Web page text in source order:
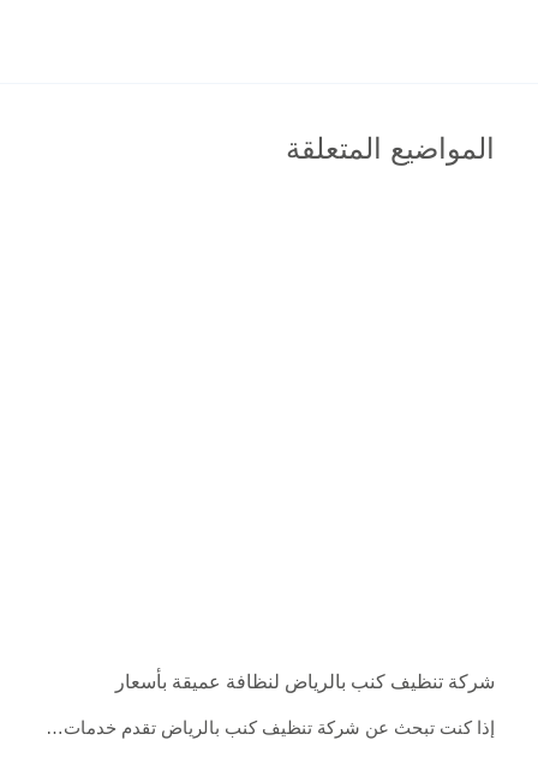
المواضيع المتعلقة
شركة تنظيف كنب بالرياض لنظافة عميقة بأسعار
إذا كنت تبحث عن شركة تنظيف كنب بالرياض تقدم خدمات…